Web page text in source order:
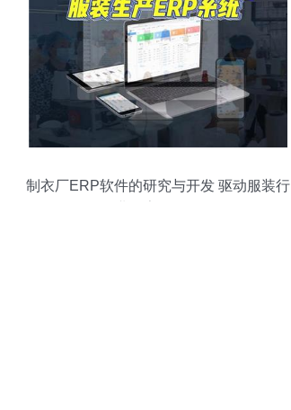
制衣厂ERP软件的研究与开发 驱动服装行